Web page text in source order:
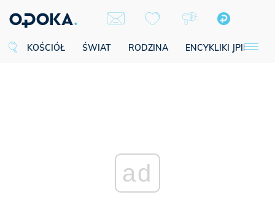
KOŚCIÓŁ ŚWIAT RODZINA ENCYKLIKI JPII
ad